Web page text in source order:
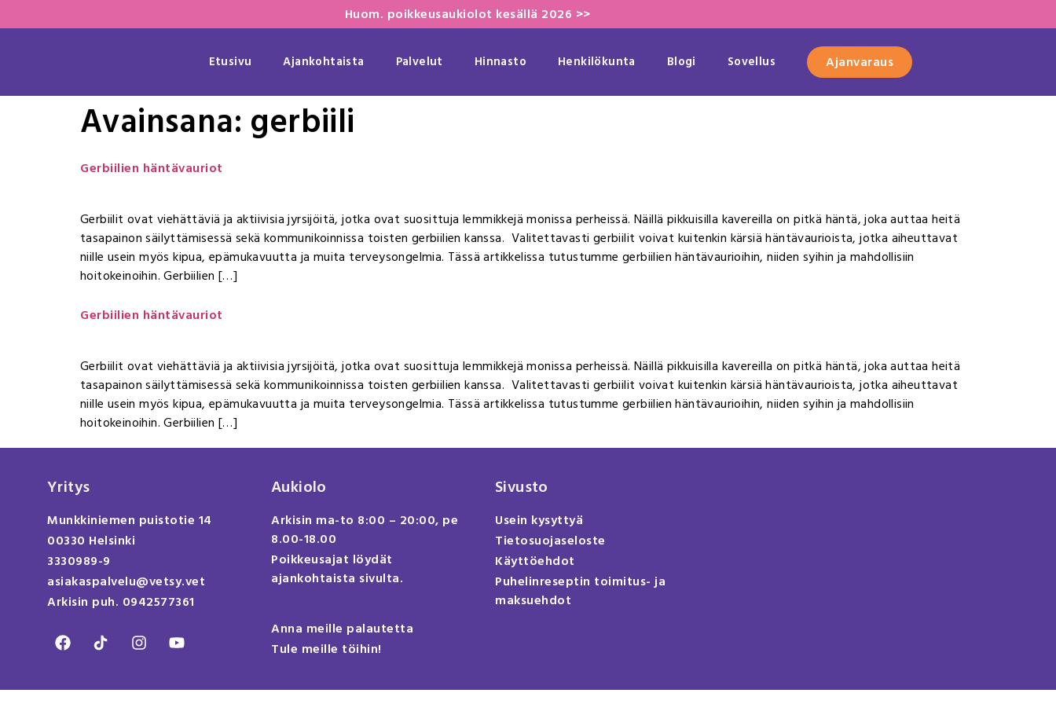
Huom. poikkeusaukiolot kesällä 2026 >>
Etusivu Ajankohtaista Palvelut Hinnasto Henkilökunta Blogi Sovellus Ajanvaraus
Avainsana: gerbiili
Gerbiilien häntävauriot
Gerbiilit ovat viehättäviä ja aktiivisia jyrsijöitä, jotka ovat suosittuja lemmikkejä monissa perheissä. Näillä pikkuisilla kavereilla on pitkä häntä, joka auttaa heitä
tasapainon säilyttämisessä sekä kommunikoinnissa toisten gerbiilien kanssa. Valitettavasti gerbiilit voivat kuitenkin kärsiä häntävaurioista, jotka aiheuttavat
niille usein myös kipua, epämukavuutta ja muita terveysongelmia. Tässä artikkelissa tutustumme gerbiilien häntävaurioihin, niiden syihin ja mahdollisiin
hoitokeinoihin. Gerbiilien […]
Gerbiilien häntävauriot
Gerbiilit ovat viehättäviä ja aktiivisia jyrsijöitä, jotka ovat suosittuja lemmikkejä monissa perheissä. Näillä pikkuisilla kavereilla on pitkä häntä, joka auttaa heitä
tasapainon säilyttämisessä sekä kommunikoinnissa toisten gerbiilien kanssa. Valitettavasti gerbiilit voivat kuitenkin kärsiä häntävaurioista, jotka aiheuttavat
niille usein myös kipua, epämukavuutta ja muita terveysongelmia. Tässä artikkelissa tutustumme gerbiilien häntävaurioihin, niiden syihin ja mahdollisiin
hoitokeinoihin. Gerbiilien […]
Yritys
Munkkiniemen puistotie 14
00330 Helsinki
3330989-9
asiakaspalvelu@vetsy.vet
Arkisin puh. 0942577361
Aukiolo
Arkisin ma-to 8:00 – 20:00, pe
8.00-18.00
Poikkeusajat löydät
ajankohtaista sivulta.
Anna meille palautetta
Tule meille töihin!
Sivusto
Usein kysyttyä
Tietosuojaseloste
Käyttöehdot
Puhelinreseptin toimitus- ja
maksuehdot